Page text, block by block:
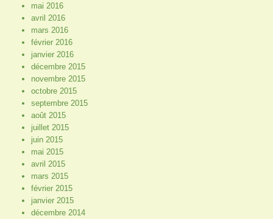
mai 2016
avril 2016
mars 2016
février 2016
janvier 2016
décembre 2015
novembre 2015
octobre 2015
septembre 2015
août 2015
juillet 2015
juin 2015
mai 2015
avril 2015
mars 2015
février 2015
janvier 2015
décembre 2014